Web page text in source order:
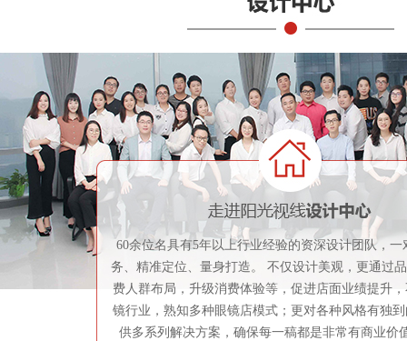
60余位名具有5年以上行业经验的资深设计团队，一
务、精准定位、量身打造。 不仅设计美观，更通过
费人群布局，升级消费体验等，促进店面业绩提升
镜行业，熟知多种眼镜店模式；更对各种风格有独
供多系列解决方案，确保每一稿都是非常有商业价